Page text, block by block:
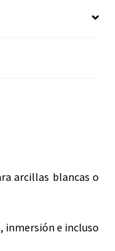
arcillas blancas o
inmersión e incluso